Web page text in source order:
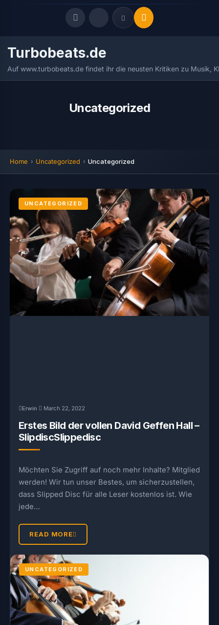
Quick Links
LATEST UPDATES
Turbobeats.de
Auf www.turbobeats.de findet ihr die neusten Kritiken zu Musik,
Uncategorized
Home Uncategorized Uncategorized
UNCATEGORIZED
Erwin March 22, 2022
Erstes Bild der vollen David Geffen Hall –
SlipdiscSlippedisc
Möchten Sie Zugriff auf noch mehr Inhalte? Mitglied
werden! Wir tun unser Bestes, um sicherzustellen,
dass Slipped Disc für alle Leser kostenlos ist. Wie
jede…
READ MORE
UNCATEGORIZED